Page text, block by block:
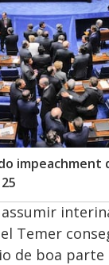
impeachment
Temer
de boa